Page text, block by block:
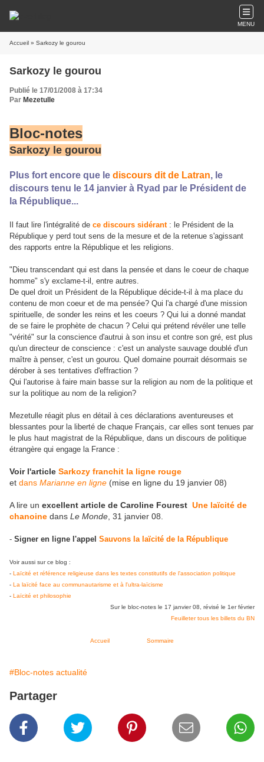
MENU
Accueil » Sarkozy le gourou
Sarkozy le gourou
Publié le 17/01/2008 à 17:34
Par Mezetulle
Bloc-notes
Sarkozy le gourou
Plus fort encore que le discours dit de Latran, le
discours tenu le 14 janvier à Ryad par le Président de
la République...
Il faut lire l'intégralité de ce discours sidérant: le Président de la
République y perd tout sens de la mesure et de la retenue s'agissant
des rapports entre la République et les religions.
"Dieu transcendant qui est dans la pensée et dans le coeur de chaque
homme" s'y exclame-t-il, entre autres.
De quel droit un Président de la République décide-t-il à ma place du
contenu de mon coeur et de ma pensée? Qui l'a chargé d'une mission
spirituelle, de sonder les reins et les coeurs ? Qui lui a donné mandat
de se faire le prophète de chacun ? Celui qui prétend révéler une telle
"vérité" sur la conscience d'autrui à son insu et contre son gré, est plus
qu'un directeur de conscience : c'est un analyste sauvage doublé d'un
maître à penser, c'est un gourou. Quel domaine pourrait désormais se
dérober à ses tentatives d'effraction ?
Qui l'autorise à faire main basse sur la religion au nom de la politique et
sur la politique au nom de la religion?
Mezetulle réagit plus en détail à ces déclarations aventureuses et
blessantes pour la liberté de chaque Français, car elles sont tenues par
le plus haut magistrat de la République, dans un discours de politique
étrangère qui engage la France :
Voir l'article Sarkozy franchit la ligne rouge
et dans Marianne en ligne (mise en ligne du 19 janvier 08)
A lire un excellent article de Caroline Fourest Une laïcité de
chanoine dans Le Monde , 31 janvier 08.
- Signer en ligne l'appel Sauvons la laïcité de la République
Voir aussi sur ce blog :
- Laïcité et référence religieuse dans les textes constitutifs de l'association politique
- La laïcité face au communautarisme et à l'ultra-laïcisme
- Laïcité et philosophie
Sur le bloc-notes le 17 janvier 08, révisé le 1er février
Feuilleter tous les billets du BN
Accueil Sommaire
#Bloc-notes actualité
Partager